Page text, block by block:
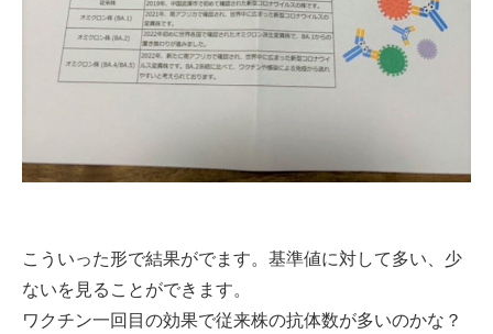
こういった形で結果がでます。基準値に対して多い、少
ないを見ることができます。
ワクチン一回目の効果で従来株の抗体数が多いのかな？